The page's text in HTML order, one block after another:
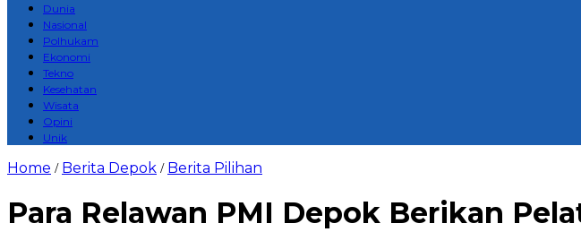
Dunia
Nasional
Polhukam
Ekonomi
Tekno
Kesehatan
Wisata
Opini
Unik
Home / Berita Depok / Berita Pilihan
Para Relawan PMI Depok Berikan